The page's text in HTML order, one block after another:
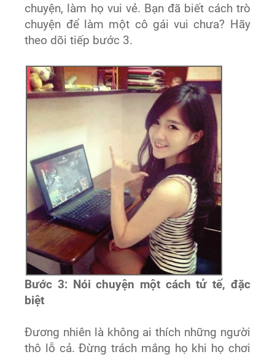
chuyện, làm họ vui vẻ. Bạn đã biết cách trò
chuyện để làm một cô gái vui chưa? Hãy
theo dõi tiếp bước 3.
Bước 3: Nói chuyện một cách tử tế, đặc
biệt
Đương nhiên là không ai thích những người
thô lỗ cả. Đừng trách mắng họ khi họ chơi